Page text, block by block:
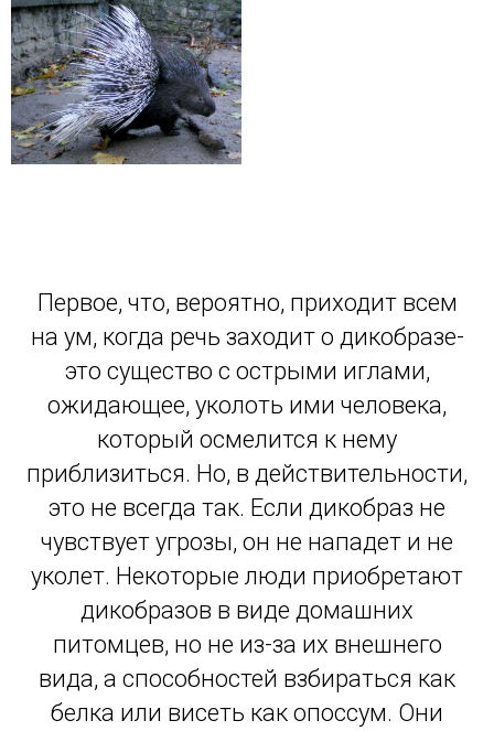
Первое, что, вероятно, приходит всем
на ум, когда речь заходит о дикобразе-
это существо с острыми иглами,
ожидающее, уколоть ими человека,
который осмелится к нему
приблизиться. Но, в действительности,
это не всегда так. Если дикобраз не
чувствует угрозы, он не нападет и не
уколет. Некоторые люди приобретают
дикобразов в виде домашних
питомцев, но не из-за их внешнего
вида, а способностей взбираться как
белка или висеть как опоссум. Они